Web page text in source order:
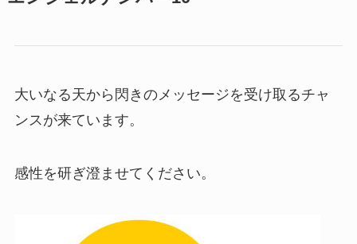
大いなる天から閃きのメッセージを受け取るチャ
ンスが来ています。
感性を研ぎ澄ませてください。